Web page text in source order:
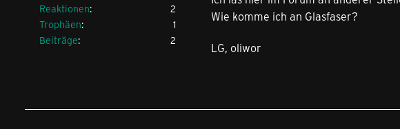
Reaktionen
2
Trophäen
1
Beiträge
2
Wie komme ich an Glasfaser?
LG, oliwor